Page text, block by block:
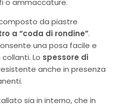
o ammaccature.
da piastre
a “coda di rondine”.
una posa facile e
Lo spessore di
anche in presenza
sia in interno, che in